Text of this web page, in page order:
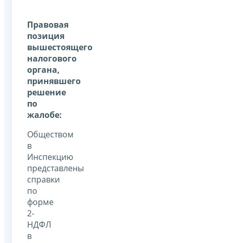
Правовая
позиция
вышестоящего
налогового
органа,
принявшего
решение
по
жалобе:
Обществом
в
Инспекцию
представлены
справки
по
форме
2-
НДФЛ
в